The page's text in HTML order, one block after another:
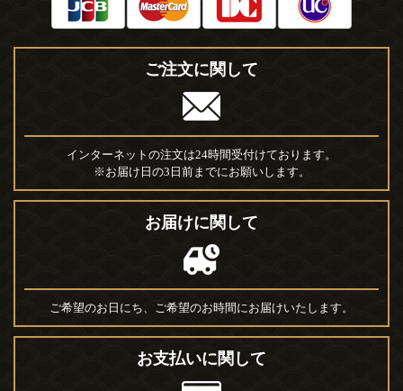
ご注文に関して
インターネットの注文は24時間受付けております。
※お届け日の3日前までにお願いします。
お届けに関して
ご希望のお日にち、ご希望のお時間にお届けいたします。
お支払いに関して